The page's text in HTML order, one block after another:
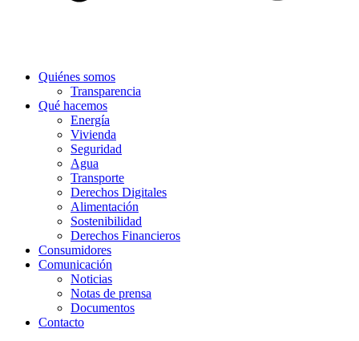
Quiénes somos
Transparencia
Qué hacemos
Energía
Vivienda
Seguridad
Agua
Transporte
Derechos Digitales
Alimentación
Sostenibilidad
Derechos Financieros
Consumidores
Comunicación
Noticias
Notas de prensa
Documentos
Contacto